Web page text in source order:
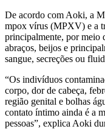
De acordo com Aoki, a
mpox vírus (MPXV) e a
principalmente, por meio
abraços, beijos e
sangue, secreções ou
“Os indivíduos
corpo, dor de cabeça,
região genital e bolhas
contato íntimo ainda é a
pessoas”, explica Aoki